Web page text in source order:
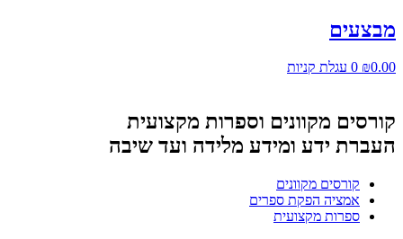
מבצעים
₪0.00
0 עגלת קניות
קורסים מקוונים וספרות מקצועית
העברת ידע ומידע מלידה ועד שיבה
קורסים מקוונים
אמציה הפקת ספרים
ספרות מקצועית